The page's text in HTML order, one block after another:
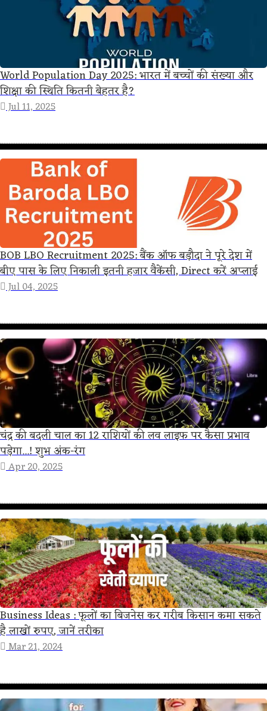
World Population Day 2025: भारत में बच्चों की संख्या और
शिक्षा की स्थिति कितनी बेहतर है?
Jul 11, 2025
BOB LBO Recruitment 2025: बैंक ऑफ बड़ौदा ने पूरे देश में
बीए पास के लिए निकाली इतनी हजार वैकेंसी, Direct करें अप्लाई
Jul 04, 2025
चंद्र की बदली चाल का 12 राशियों की लव लाइफ पर कैसा प्रभाव
पड़ेगा...! शुभ अंक-रंग
Apr 20, 2025
Business Ideas : फूलों का बिजनेस कर गरीब किसान कमा सकते
है लाखों रुपए, जानें तरीका
Mar 21, 2024